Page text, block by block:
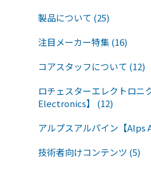
製品について (25)
注目メーカー特集 (16)
コアスタッフについて (12)
ロチェスターエレクトロ
Electronics】 (12)
アルプスアルパイン【Alps
技術者向けコンテンツ (5)